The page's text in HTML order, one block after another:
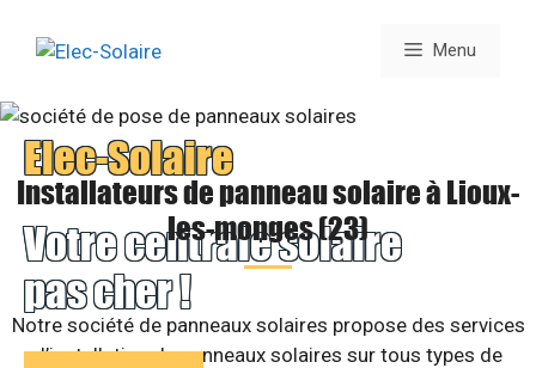
Menu
Elec-Solaire
Votre centrale solaire
pas cher !
Installateurs de panneau solaire à Lioux-
les-monges (23)
Notre société de panneaux solaires propose des services
d’installation de panneaux solaires sur tous types de